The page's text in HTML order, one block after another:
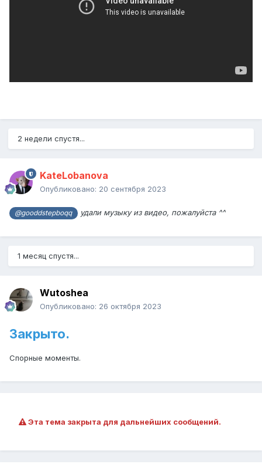
2 недели спустя...
KateLobanova
Опубликовано: 20 сентября 2023
@gooddstepboqq удали музыку из видео, пожалуйста ^^
1 месяц спустя...
Wutoshea
Опубликовано: 26 октября 2023
Закрыто.
Спорные моменты.
Эта тема закрыта для дальнейших сообщений.